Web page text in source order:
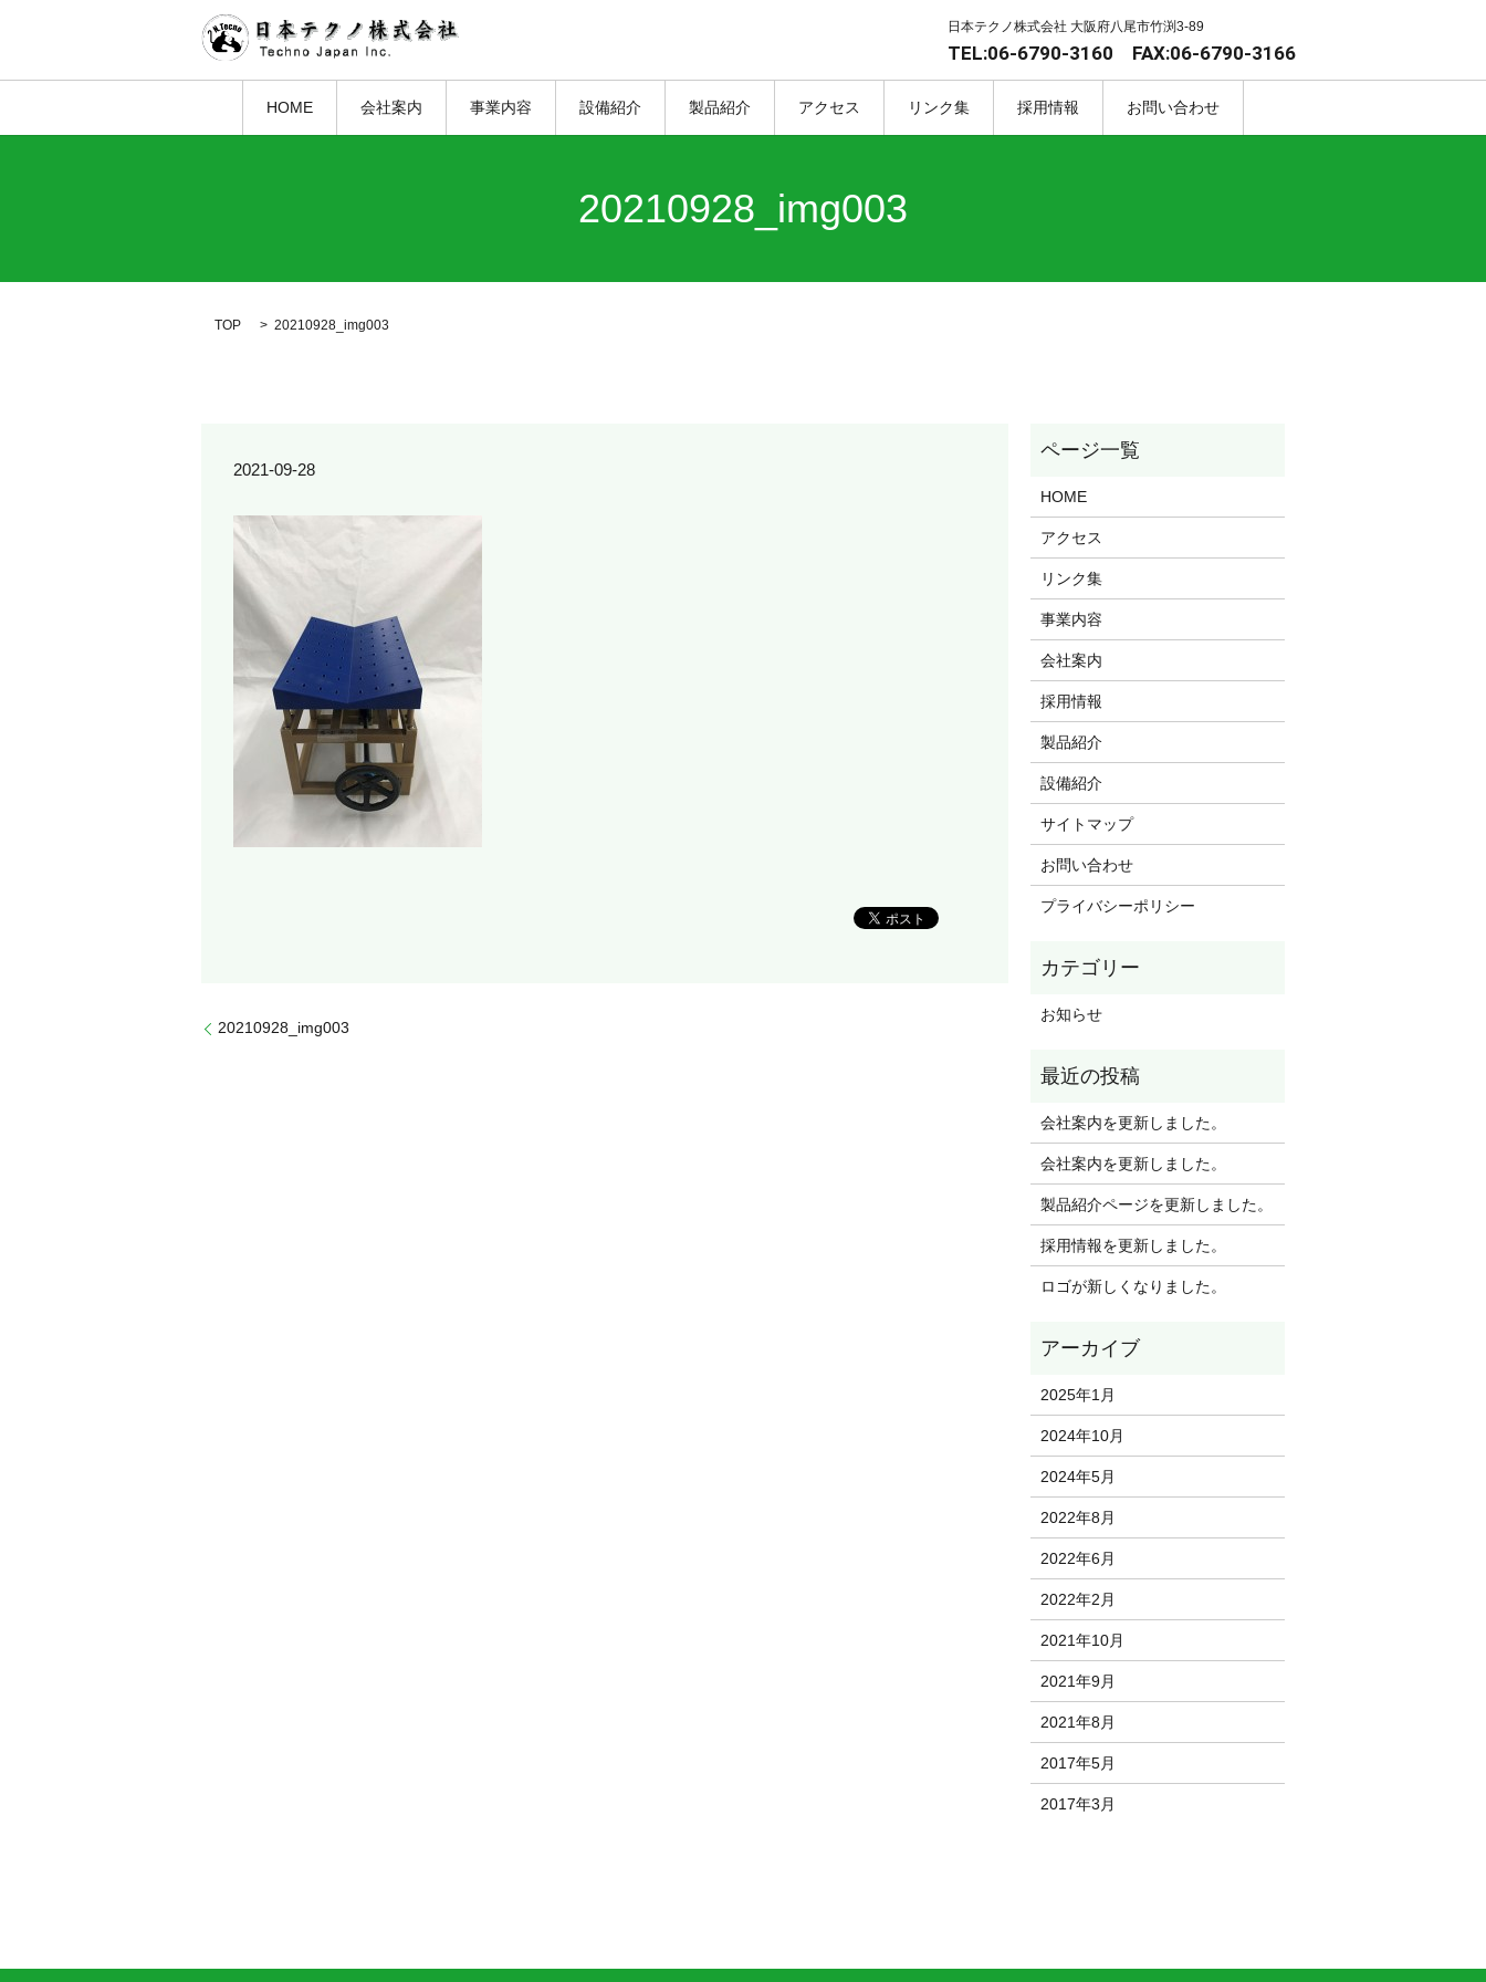
日本テクノ株式会社 大阪府八尾市竹渕3-89
TEL:06-6790-3160 FAX:06-6790-3166
HOME 会社案内 事業内容 設備紹介 製品紹介 アクセス リンク集 採用情報 お問い合わせ
20210928_img003
TOP 20210928_img003
2021-09-28
20210928_img003
HOME
アクセス
リンク集
事業内容
会社案内
採用情報
製品紹介
設備紹介
サイトマップ
お問い合わせ
プライバシーポリシー
お知らせ
会社案内を更新しました。
会社案内を更新しました。
製品紹介ページを更新しました。
採用情報を更新しました。
ロゴが新しくなりました。
2025年1月
2024年10月
2024年5月
2022年8月
2022年6月
2022年2月
2021年10月
2021年9月
2021年8月
2017年5月
2017年3月